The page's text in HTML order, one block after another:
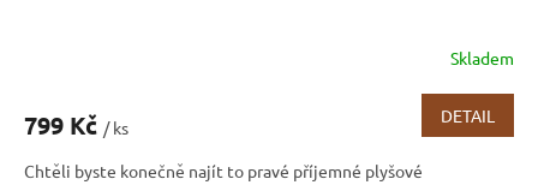
Skladem
799 Kč / ks
DETAIL
Chtěli byste konečně najít to pravé příjemné plyšové